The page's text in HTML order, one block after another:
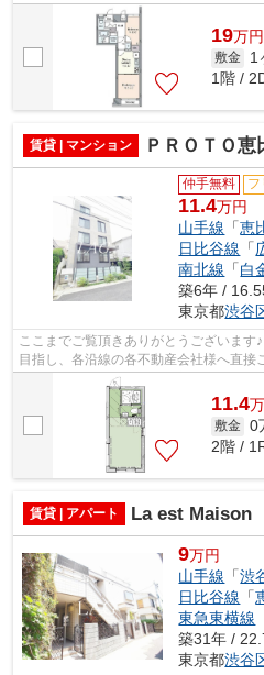
様へ提供しております！最新の情報は...
19万円
敷金 1
1階 /
賃貸 | マンション ＰＲＯＴＯ恵
仲手無料 フ
11.4万円
山手線 「恵
日比谷線 「
南北線 「白
築6年 /
東京都渋谷
ここまでご覧頂きありがとうございま
目指し、各沿線の各不動産会社様へ直接
様へ提供しております！最新の情報は...
11.4万
敷金 0
2階 /
賃貸 | アパート La est Maison
9万円
山手線 「渋
日比谷線 「
東急東横線
築31年 /
東京都渋谷